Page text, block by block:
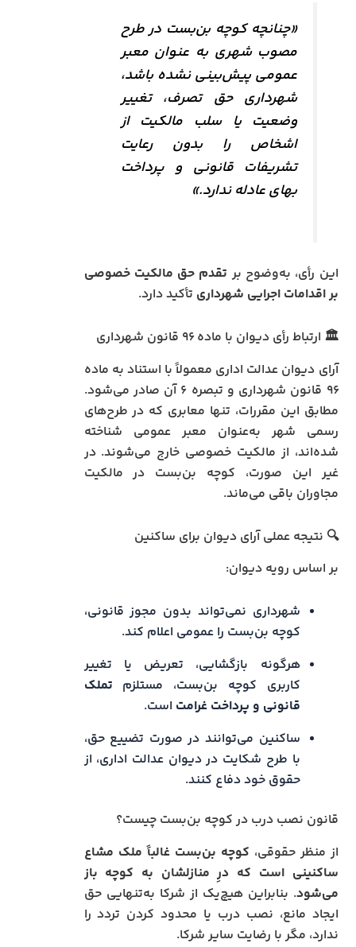
«چنانچه کوچه بن‌بست در طرح
مصوب شهری به عنوان معبر
عمومی پیش‌بینی نشده باشد،
شهرداری حق تصرف، تغییر
وضعیت یا سلب مالکیت از
اشخاص را بدون رعایت
تشریفات قانونی و پرداخت
بهای عادله ندارد.»
این رأی، به‌وضوح بر تقدم حق مالکیت خصوصی
بر اقدامات اجرایی شهرداری تأکید دارد.
🏛️ ارتباط رأی دیوان با ماده ۹۶ قانون شهرداری
آرای دیوان عدالت اداری معمولاً با استناد به ماده
۹۶ قانون شهرداری و تبصره ۶ آن صادر می‌شود.
مطابق این مقررات، تنها معابری که در طرح‌های
رسمی شهر به‌عنوان معبر عمومی شناخته
شده‌اند، از مالکیت خصوصی خارج می‌شوند. در
غیر این صورت، کوچه بن‌بست در مالکیت
مجاوران باقی می‌ماند.
🔍 نتیجه عملی آرای دیوان برای ساکنین
بر اساس رویه دیوان:
شهرداری نمی‌تواند بدون مجوز قانونی،
کوچه بن‌بست را عمومی اعلام کند.
هرگونه بازگشایی، تعریض یا تغییر
کاربری کوچه بن‌بست، مستلزم تملک
قانونی و پرداخت غرامت است.
ساکنین می‌توانند در صورت تضییع حق،
با طرح شکایت در دیوان عدالت اداری، از
حقوق خود دفاع کنند.
قانون نصب درب در کوچه بن‌بست چیست؟
از منظر حقوقی، کوچه بن‌بست غالباً ملک مشاع
ساکنینی است که درِ منازلشان به کوچه باز
می‌شود. بنابراین هیچ‌یک از شرکا به‌تنهایی حق
ایجاد مانع، نصب درب یا محدود کردن تردد را
ندارد، مگر با رضایت سایر شرکا.